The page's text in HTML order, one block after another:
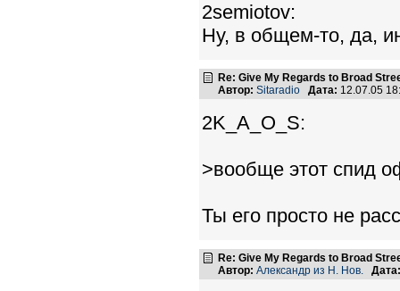
2semiotov:
Ну, в общем-то, да,
Re: Give My Regards to Broad
Автор: Sitaradio Дата: 12.07.05
2K_A_O_S:
>вообще этот спид
Ты его просто не
Re: Give My Regards to Broad
Автор: Александр из Н. Нов. Дата: